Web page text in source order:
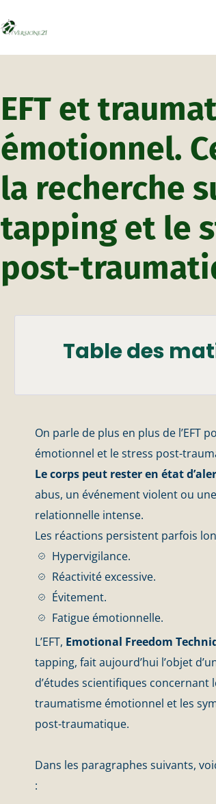
EFT et
émotionnel.
la recherche
tapping et le
post-
Table des
On parle de plus en plus de l’EFT
émotionnel et le stress post-
Le corps peut rester en état
abus, un événement violent ou
relationnelle intense.
Les réactions persistent parfois
Hypervigilance.
Réactivité excessive.
Évitement.
Fatigue émotionnelle.
L’EFT, Emotional Freedom
tapping, fait aujourd’hui l’objet
d’études scientifiques concernant
traumatisme émotionnel et les
post-traumatique.
Dans les paragraphes suivants,
: